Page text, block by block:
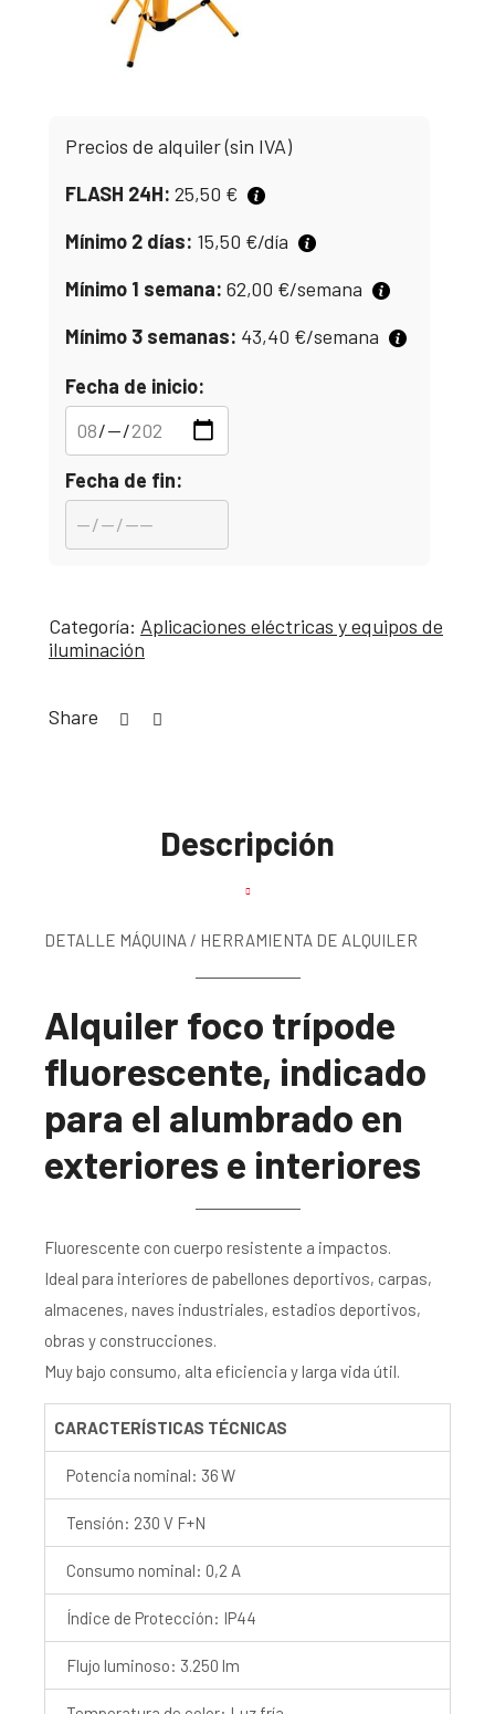
Precios de alquiler (sin IVA)
FLASH 24H: 25,50 €
Mínimo 2 días: 15,50 €/día
Mínimo 1 semana: 62,00 €/semana
Mínimo 3 semanas: 43,40 €/semana
Fecha de inicio:
Fecha de fin:
Categoría: Aplicaciones eléctricas y equipos de
iluminación
Share
Descripción
DETALLE MÁQUINA / HERRAMIENTA DE ALQUILER
Alquiler foco trípode
fluorescente, indicado
para el alumbrado en
exteriores e interiores
Fluorescente con cuerpo resistente a impactos.
Ideal para interiores de pabellones deportivos, carpas,
almacenes, naves industriales, estadios deportivos,
obras y construcciones.
Muy bajo consumo, alta eficiencia y larga vida útil.
CARACTERÍSTICAS TÉCNICAS
Potencia nominal: 36 W
Tensión: 230 V F+N
Consumo nominal: 0,2 A
Índice de Protección: IP44
Flujo luminoso: 3.250 lm